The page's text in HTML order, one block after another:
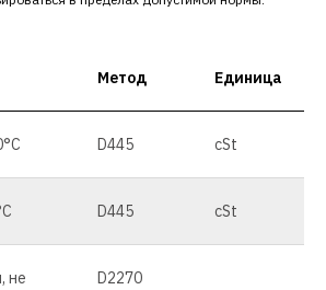
Метод Единица
D445 cSt
D445 cSt
не
D2270